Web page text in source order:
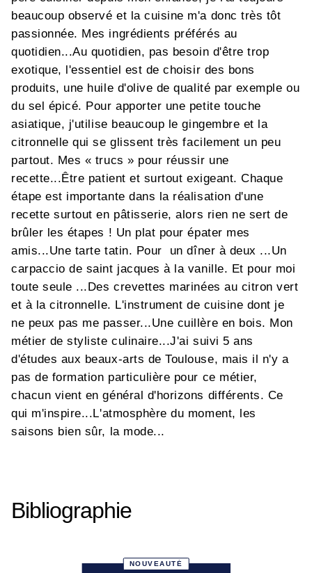
beaucoup observé et la cuisine m'a donc très tôt
passionnée. Mes ingrédients préférés au
quotidien...Au quotidien, pas besoin d'être trop
exotique, l'essentiel est de choisir des bons
produits, une huile d'olive de qualité par exemple ou
du sel épicé. Pour apporter une petite touche
asiatique, j'utilise beaucoup le gingembre et la
citronnelle qui se glissent très facilement un peu
partout. Mes « trucs » pour réussir une
recette...Être patient et surtout exigeant. Chaque
étape est importante dans la réalisation d'une
recette surtout en pâtisserie, alors rien ne sert de
brûler les étapes ! Un plat pour épater mes
amis...Une tarte tatin. Pour un dîner à deux ...Un
carpaccio de saint jacques à la vanille. Et pour moi
toute seule ...Des crevettes marinées au citron vert
et à la citronnelle. L'instrument de cuisine dont je
ne peux pas me passer...Une cuillère en bois. Mon
métier de styliste culinaire...J'ai suivi 5 ans
d'études aux beaux-arts de Toulouse, mais il n'y a
pas de formation particulière pour ce métier,
chacun vient en général d'horizons différents. Ce
qui m'inspire...L'atmosphère du moment, les
saisons bien sûr, la mode...
Bibliographie
NOUVEAUTÉ